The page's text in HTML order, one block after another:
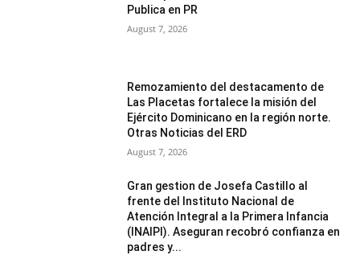
Publica en PR
August 7, 2026
Remozamiento del destacamento de
Las Placetas fortalece la misión del
Ejército Dominicano en la región norte.
Otras Noticias del ERD
August 7, 2026
Gran gestion de Josefa Castillo al
frente del Instituto Nacional de
Atención Integral a la Primera Infancia
(INAIPI). Aseguran recobró confianza en
padres y...